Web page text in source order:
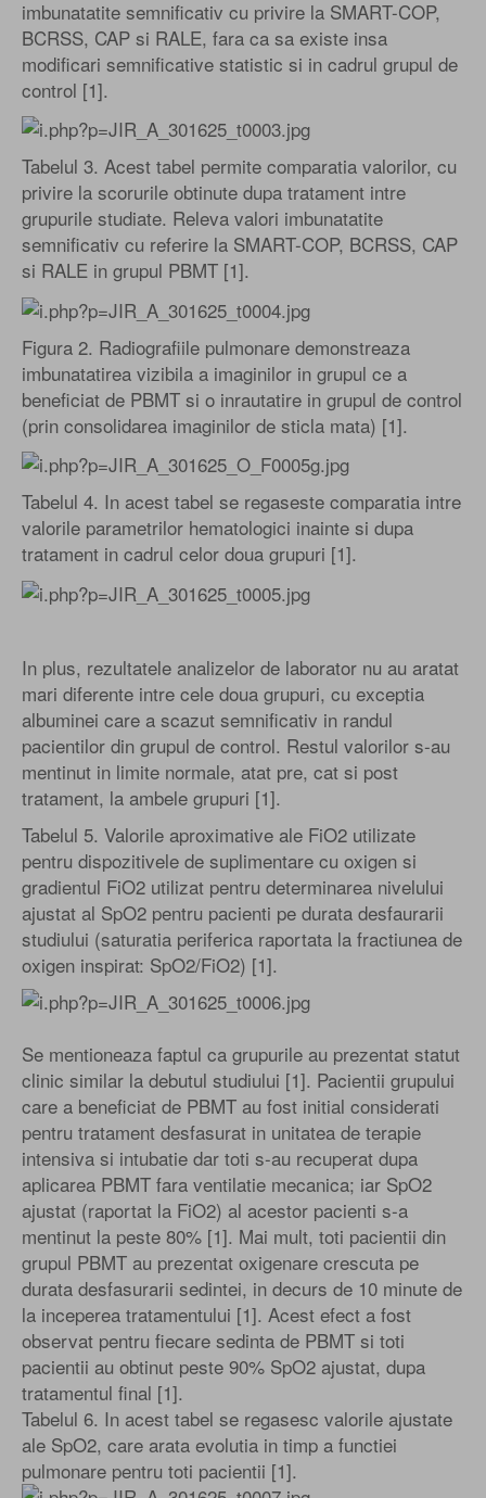
imbunatatite semnificativ cu privire la SMART-COP,
BCRSS, CAP si RALE, fara ca sa existe insa
modificari semnificative statistic si in cadrul grupul de
control [1].
Tabelul 3. Acest tabel permite comparatia valorilor, cu
privire la scorurile obtinute dupa tratament intre
grupurile studiate. Releva valori imbunatatite
semnificativ cu referire la SMART-COP, BCRSS, CAP
si RALE in grupul PBMT [1].
Figura 2. Radiografiile pulmonare demonstreaza
imbunatatirea vizibila a imaginilor in grupul ce a
beneficiat de PBMT si o inrautatire in grupul de control
(prin consolidarea imaginilor de sticla mata) [1].
Tabelul 4. In acest tabel se regaseste comparatia intre
valorile parametrilor hematologici inainte si dupa
tratament in cadrul celor doua grupuri [1].
In plus, rezultatele analizelor de laborator nu au aratat
mari diferente intre cele doua grupuri, cu exceptia
albuminei care a scazut semnificativ in randul
pacientilor din grupul de control. Restul valorilor s-au
mentinut in limite normale, atat pre, cat si post
tratament, la ambele grupuri [1].
Tabelul 5. Valorile aproximative ale FiO2 utilizate
pentru dispozitivele de suplimentare cu oxigen si
gradientul FiO2 utilizat pentru determinarea nivelului
ajustat al SpO2 pentru pacienti pe durata desfaurarii
studiului (saturatia periferica raportata la fractiunea de
oxigen inspirat: SpO2/FiO2) [1].
Se mentioneaza faptul ca grupurile au prezentat statut
clinic similar la debutul studiului [1]. Pacientii grupului
care a beneficiat de PBMT au fost initial considerati
pentru tratament desfasurat in unitatea de terapie
intensiva si intubatie dar toti s-au recuperat dupa
aplicarea PBMT fara ventilatie mecanica; iar SpO2
ajustat (raportat la FiO2) al acestor pacienti s-a
mentinut la peste 80% [1]. Mai mult, toti pacientii din
grupul PBMT au prezentat oxigenare crescuta pe
durata desfasurarii sedintei, in decurs de 10 minute de
la inceperea tratamentului [1]. Acest efect a fost
observat pentru fiecare sedinta de PBMT si toti
pacientii au obtinut peste 90% SpO2 ajustat, dupa
tratamentul final [1].
Tabelul 6. In acest tabel se regasesc valorile ajustate
ale SpO2, care arata evolutia in timp a functiei
pulmonare pentru toti pacientii [1].